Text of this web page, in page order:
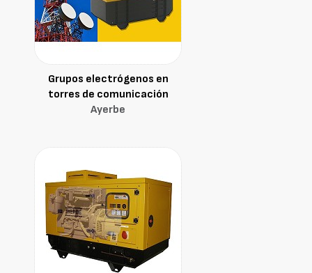
Grupos electrógenos en
torres de comunicación
Ayerbe